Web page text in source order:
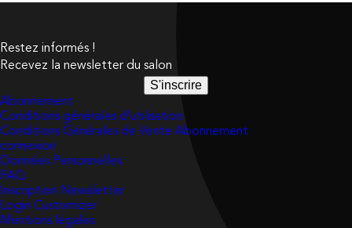
Restez informés !
Recevez la newsletter du salon
S'inscrire
Abonnement
Conditions générales d’utilisation
Conditions Générales de Vente Abonnement
connexion
Données Personnelles
FAQ
Inscription Newsletter
Login Customizer
Mentions légales